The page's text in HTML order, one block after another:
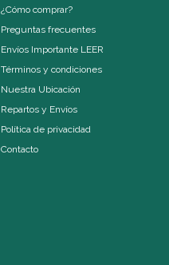
¿Cómo comprar?
Preguntas frecuentes
Envíos Importante LEER
Términos y condiciones
Nuestra Ubicación
Repartos y Envíos
Política de privacidad
Contacto